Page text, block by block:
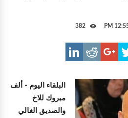
البلقاء اليوم - ألف
مبروك للاخ
والصديق الغالي